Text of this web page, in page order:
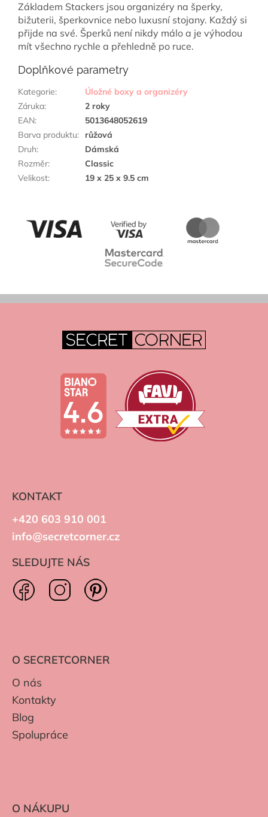
Základem Stackers jsou organizéry na šperky,
bižuterii, šperkovnice nebo luxusní stojany. Každý si
přijde na své. Šperků není nikdy málo a je výhodou
mít všechno rychle a přehledně po ruce.
Doplňkové parametry
Kategorie:
Úložné boxy a organizéry
Záruka:
2 roky
EAN:
5013648052619
Barva produktu:
růžová
Druh:
Dámská
Rozměr:
Classic
Velikost: 19 x 25 x 9.5 cm
KONTAKT
+420 603 910 001
info@secretcorner.cz
SLEDUJTE NÁS
O SECRETCORNER
O nás
Kontakty
Blog
Spolupráce
O NÁKUPU